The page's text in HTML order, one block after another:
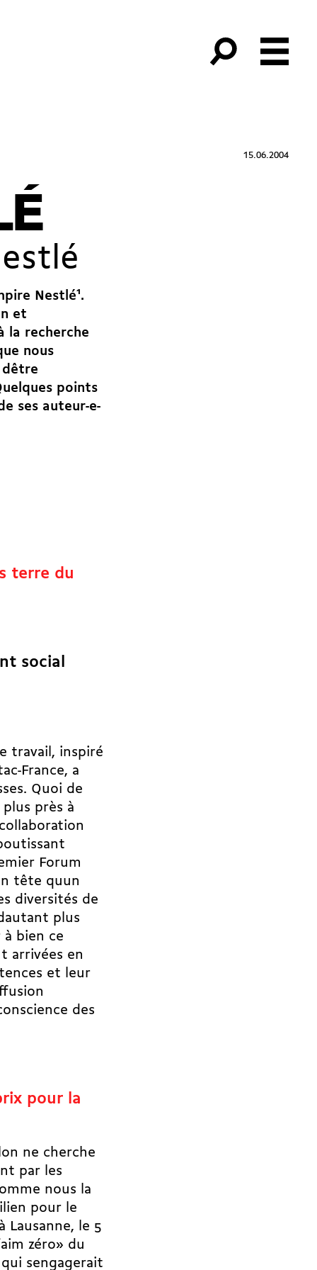
15.06.2004
Nestlé1.
et
la recherche
nous
points
ses auteur-e-
terre du
social
travail, inspiré
France, a
Quoi de
près à
Forum
tête quun
diversités de
plus
à bien ce
arrivées en
et leur
des
pour la
ne cherche
par les
nous la
pour le
Lausanne, le 5
zéro» du
sengagerait